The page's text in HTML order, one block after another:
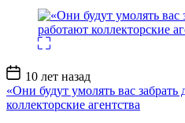
Дата
записи
10 лет назад
«Они будут умолять вас
коллекторские агентства